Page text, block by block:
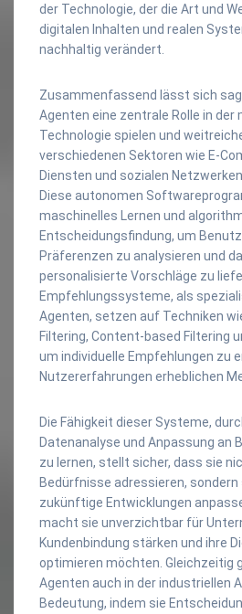
der Technologie, der die Art und
digitalen Inhalten und realen
nachhaltig verändert.
Zusammenfassend lässt sich
Agenten eine zentrale Rolle in der
Technologie spielen und
verschiedenen Sektoren wie E-
Diensten und sozialen
Diese autonomen
maschinelles Lernen und
Entscheidungsfindung, um
Präferenzen zu analysieren und
personalisierte Vorschläge zu
Empfehlungssysteme, als
Agenten, setzen auf Techniken
Filtering, Content-based Filtering
um individuelle Empfehlungen zu
Nutzererfahrungen erheblichen
Die Fähigkeit dieser Systeme,
Datenanalyse und Anpassung an
zu lernen, stellt sicher, dass sie
Bedürfnisse adressieren, sondern
zukünftige Entwicklungen
macht sie unverzichtbar für
Kundenbindung stärken und ihre
optimieren möchten. Gleichzeitig
Agenten auch in der industriellen
Bedeutung, indem sie